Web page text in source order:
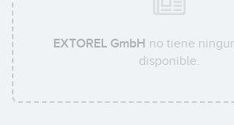
EXTOREL GmbH no tiene
disponible.